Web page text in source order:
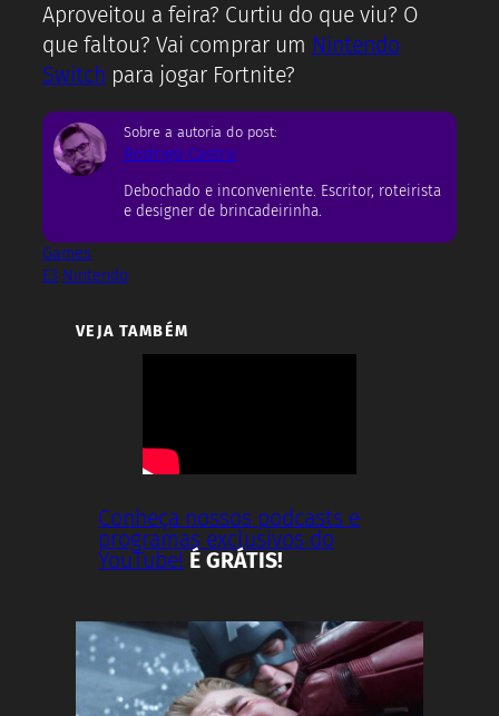
Aproveitou a feira? Curtiu do que viu? O
que faltou? Vai comprar um Nintendo
Switch para jogar Fortnite?
Sobre a autoria do post:
Rodrigo Castro
Debochado e inconveniente. Escritor, roteirista
e designer de brincadeirinha.
Games
E3 Nintendo
VEJA TAMBÉM
Conheça nossos podcasts e
programas exclusivos do
YouTube! É GRÁTIS!